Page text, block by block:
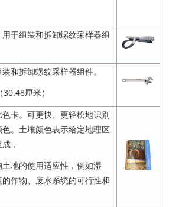
于组装和拆卸螺纹采样器组
和拆卸螺纹采样器组件。
厘米）
卡。可更快、更轻松地识别
。土壤颜色表示给定地理区
，
地的使用适应性，例如湿
作物、废水系统的可行性和